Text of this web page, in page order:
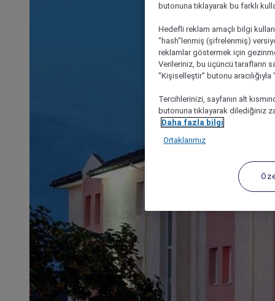
butonuna tıklayarak bu farklı
Hedefli reklam amaçlı bilgi
"hash"lenmiş (şifrelenmiş)
reklamlar göstermek için
Verileriniz, bu üçüncü tarafların
"Kişiselleştir" butonu
Tercihlerinizi, sayfanın alt
butonuna tıklayarak dilediğiniz
Daha fazla bilgi
Ortaklarımız